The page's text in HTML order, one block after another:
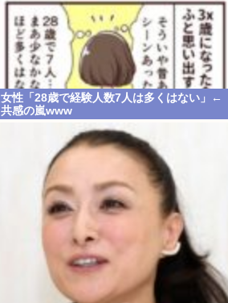
女性「28歳で経験人数7人は多くはない」←
共感の嵐www